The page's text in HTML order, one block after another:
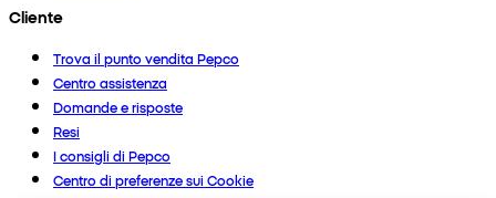
Cliente
Trova il punto vendita Pepco
Centro assistenza
Domande e risposte
Resi
I consigli di Pepco
Centro di preferenze sui Cookie